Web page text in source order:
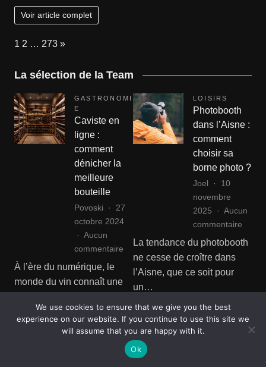
Voir article complet
Page:
1 2 … 273 Next
»
La sélection de la Team
GASTRONOMI
E
Caviste en
ligne :
comment
dénicher la
meilleure
bouteille
Povoski
27
octobre 2024
Aucun
commentairesur
Caviste
ligne
comment
dénicher
la
meilleure
À l’ère du numérique, le
monde du vin connaît une
l’émergence des cavistes…
Voir article complet
LOISIRS
Photobooth
dans l’Aisne :
comment
choisir sa
borne photo ?
Joel
10
novembre
2025
Aucun
commentaire
sa
borne
La tendance du photobooth
ne cesse de croître dans
l’Aisne, que ce soit pour
un…
Voir article complet
We use cookies to ensure that we give you the best
experience on our website. If you continue to use this site we
will assume that you are happy with it.
Ok